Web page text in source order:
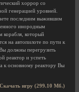
хоррор со
генерацией уровней.
последним выжившим
инородным
корабля, который
на автопилоте по пути к
должны перегрузить
реактор и успеть
к основному реактору Вы
Скачать игру (299.10 Мб.)